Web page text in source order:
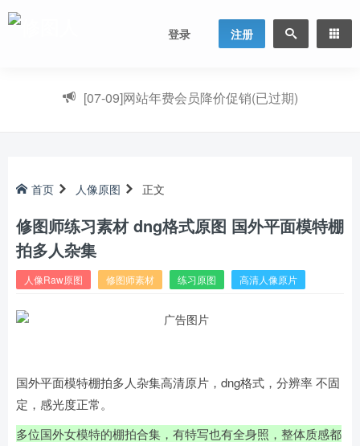
登录 注册
[07-09]网站年费会员降价促销(已过期)
首页 人像原图 正文
修图师练习素材 dng格式原图 国外平面模特棚
拍多人杂集
人像Raw原图 修图师素材 练习原图 高清人像原片
国外平面模特棚拍多人杂集高清原片，dng格式，分辨率 不固
定，感光度正常。
多位国外女模特的棚拍合集，有特写也有全身照，整体质感都